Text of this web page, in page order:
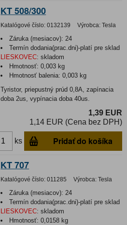
KT 508/300
Katalógové číslo: 0132139 Výrobca: Tesla
Záruka (mesiacov): 24
Termín dodania(prac.dni)-platí pre sklad
LIESKOVEC: skladom
Hmotnosť:0,003 kg
Hmotnosť balenia:0,003 kg
Tyristor, priepustný prúd 0,8A, zapínacia
doba 2us, vypínacia doba 40us.
1,39 EUR
1,14 EUR (Cena bez DPH)
ks Pridať do košíka
KT 707
Katalógové číslo: 011285 Výrobca: Tesla
Záruka (mesiacov): 24
Termín dodania(prac.dni)-platí pre sklad
LIESKOVEC: skladom
Hmotnosť:0,0158 kg